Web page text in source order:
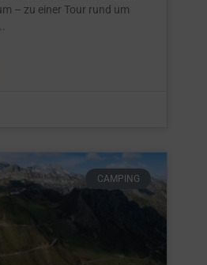
– zu einer Tour rund um
CAMPING